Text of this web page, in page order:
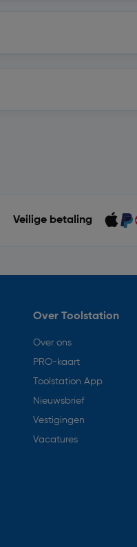
Veilige betaling
Over Toolstation
Over ons
PRO-kaart
Toolstation App
Nieuwsbrief
Vestigingen
Vacatures